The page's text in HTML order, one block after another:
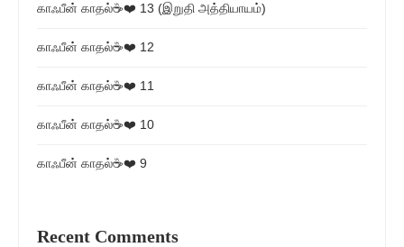
காஃபீன் காதல்☕❤️ 13 (இறுதி அத்தியாயம்)
காஃபீன் காதல்☕❤️ 12
காஃபீன் காதல்☕❤️ 11
காஃபீன் காதல்☕❤️ 10
காஃபீன் காதல்☕❤️ 9
Recent Comments